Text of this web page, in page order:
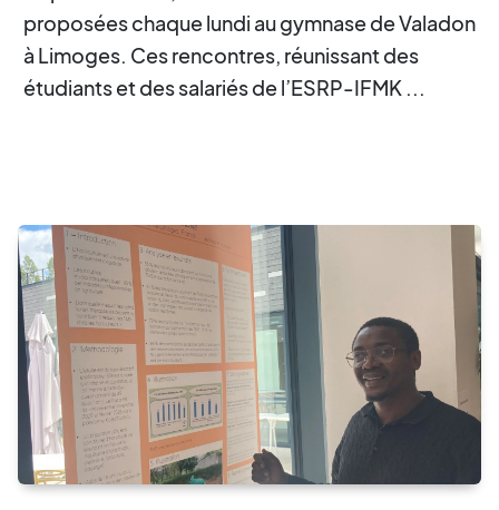
proposées chaque lundi au gymnase de Valadon
à Limoges. Ces rencontres, réunissant des
étudiants et des salariés de l’ESRP-IFMK ...